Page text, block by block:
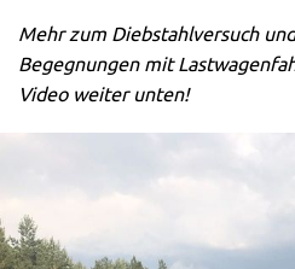
Mehr zum Diebstahlversuch
Begegnungen mit
Video weiter unten!